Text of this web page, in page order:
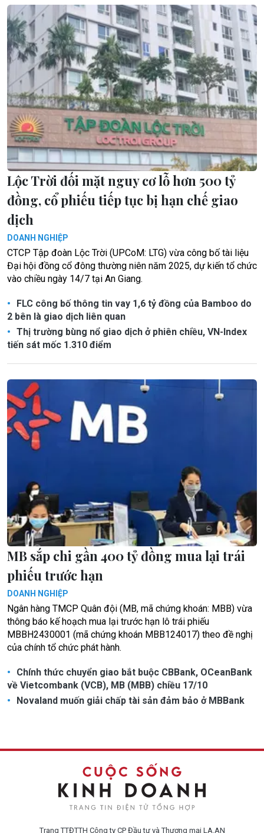
Lộc Trời đối mặt nguy cơ lỗ hơn 500 tỷ
đồng, cổ phiếu tiếp tục bị hạn chế giao
dịch
DOANH NGHIỆP
CTCP Tập đoàn Lộc Trời (UPCoM: LTG) vừa công bố tài liệu
Đại hội đồng cổ đông thường niên năm 2025, dự kiến tổ chức
vào chiều ngày 14/7 tại An Giang.
FLC công bố thông tin vay 1,6 tỷ đồng của Bamboo do
2 bên là giao dịch liên quan
Thị trường bùng nổ giao dịch ở phiên chiều, VN-Index
tiến sát mốc 1.310 điểm
MB sắp chi gần 400 tỷ đồng mua lại trái
phiếu trước hạn
DOANH NGHIỆP
Ngân hàng TMCP Quân đội (MB, mã chứng khoán: MBB) vừa
thông báo kế hoạch mua lại trước hạn lô trái phiếu
MBBH2430001 (mã chứng khoán MBB124017) theo đề nghị
của chính tổ chức phát hành.
Chính thức chuyển giao bắt buộc CBBank, OCeanBank
về Vietcombank (VCB), MB (MBB) chiều 17/10
Novaland muốn giải chấp tài sản đảm bảo ở MBBank
Trang TTĐTTH Công ty CP Đầu tư và Thương mại LA.AN